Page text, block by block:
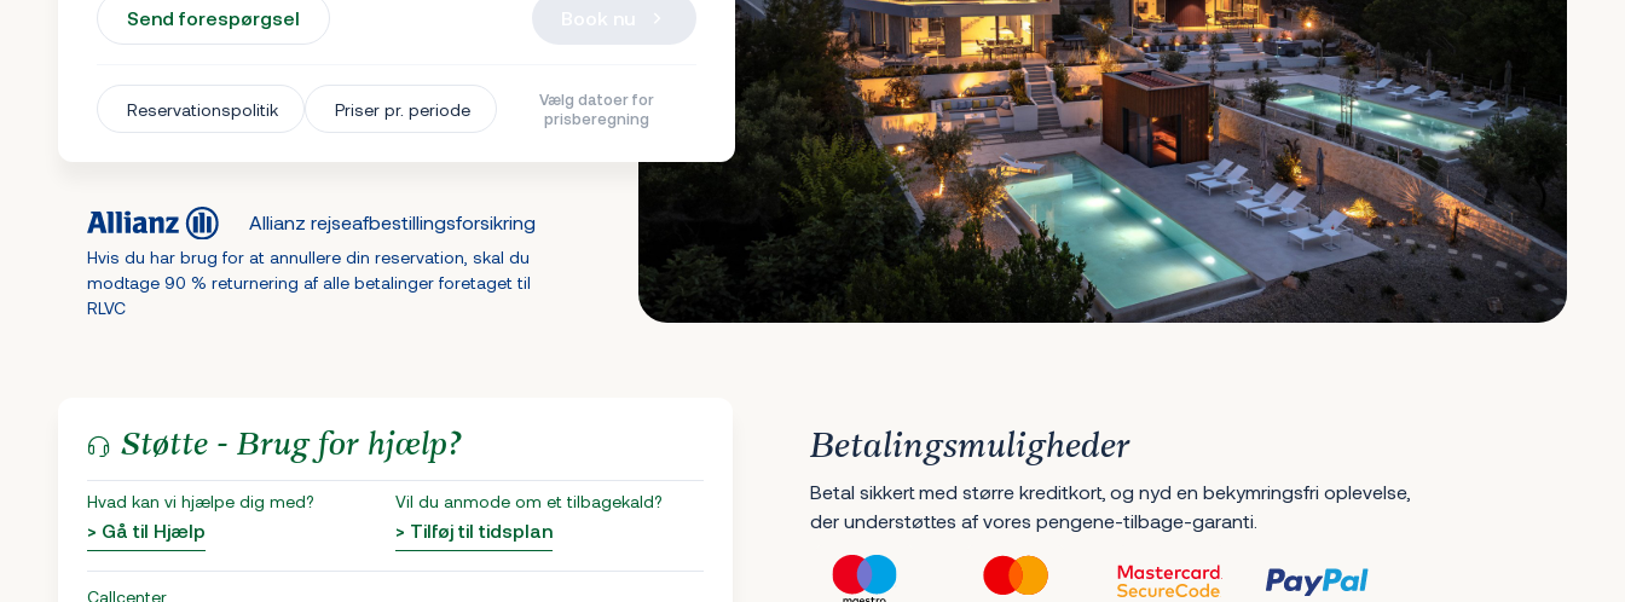
Send forespørgsel
Reservationspolitik Priser pr. periode
Vælg datoer for
prisberegning
Allianz rejseafbestillingsforsikring
Hvis du har brug for at annullere din reservation, skal du
modtage 90 % returnering af alle betalinger foretaget til
RLVC
Støtte - Brug for hjælp?
Hvad kan vi hjælpe dig med?
> Gå til Hjælp
Vil du anmode om et tilbagekald?
> Tilføj til tidsplan
Callcenter
Betalingsmuligheder
Betal sikkert med større kreditkort, og nyd en bekymringsfri oplevelse,
der understøttes af vores pengene-tilbage-garanti.